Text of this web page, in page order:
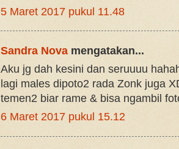
5 Maret 2017 pukul 11.48
Sandra Novamengatakan...
Aku jg dah kesini dan seruuuu
lagi males dipoto2 rada Zonk juga
temen2 biar rame & bisa ngambil
6 Maret 2017 pukul 15.12